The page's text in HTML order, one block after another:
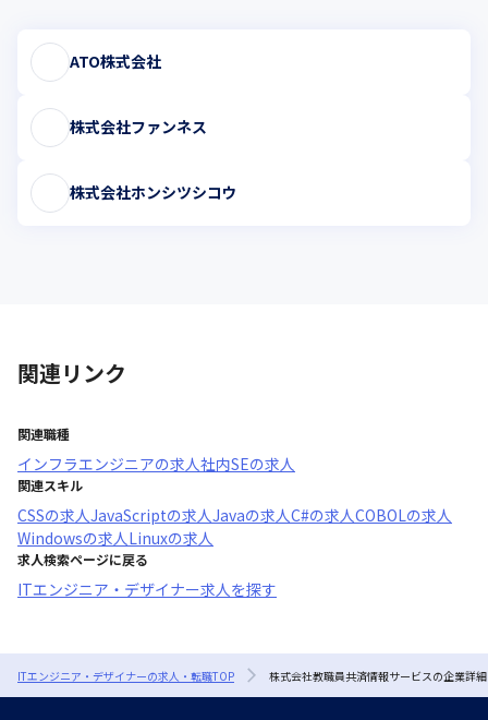
ATO株式会社
株式会社ファンネス
株式会社ホンシツシコウ
関連リンク
関連職種
インフラエンジニアの求人社内SEの求人
関連スキル
CSSの求人JavaScriptの求人Javaの求人C#の求人COBOLの求人
Windowsの求人 Linuxの求人
求人検索ページに戻る
ITエンジニア・デザイナー求人を探す
ITエンジニア・デザイナーの求人・転職TOP 株式会社教職員共済情報サービスの企業詳細